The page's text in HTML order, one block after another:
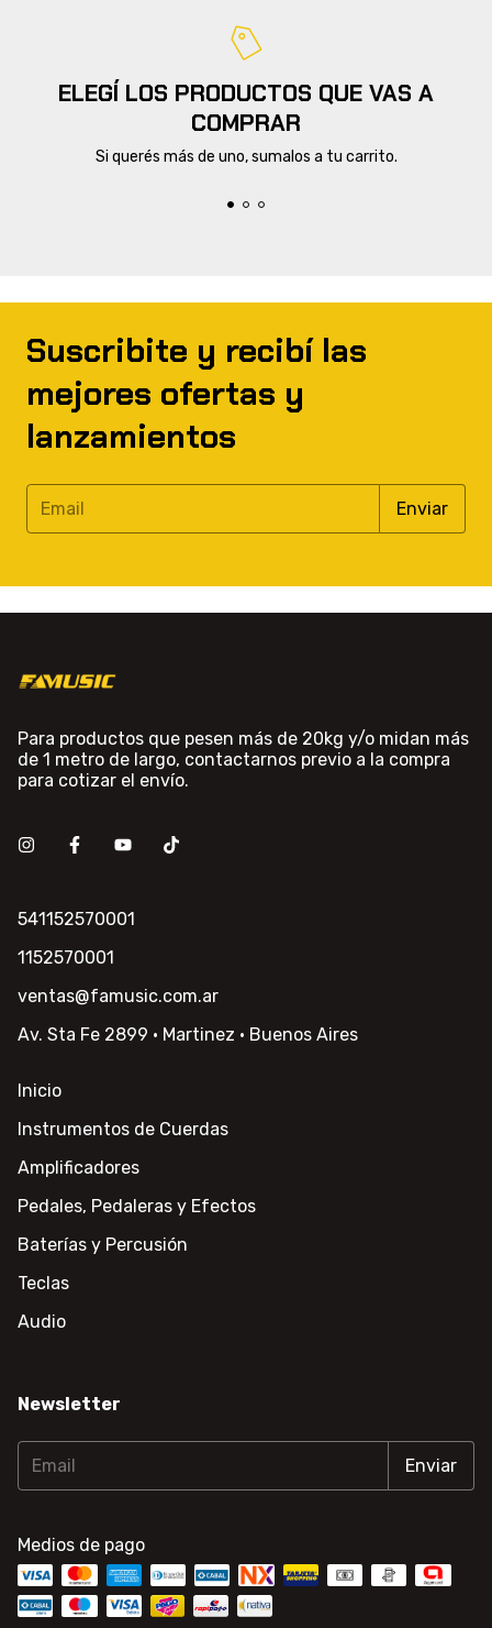
ELEGÍ LOS PRODUCTOS QUE VAS A
COMPRAR
Si querés más de uno, sumalos a tu carrito.
Suscribite y recibí las
mejores ofertas y
lanzamientos
Para productos que pesen más de 20kg y/o midan más
de 1 metro de largo, contactarnos previo a la compra
para cotizar el envío.
541152570001
1152570001
ventas@famusic.com.ar
Av. Sta Fe 2899 · Martinez · Buenos Aires
Inicio
Instrumentos de Cuerdas
Amplificadores
Pedales, Pedaleras y Efectos
Baterías y Percusión
Teclas
Audio
Newsletter
Medios de pago